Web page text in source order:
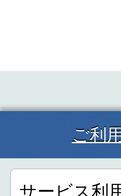
ご利
サービス利